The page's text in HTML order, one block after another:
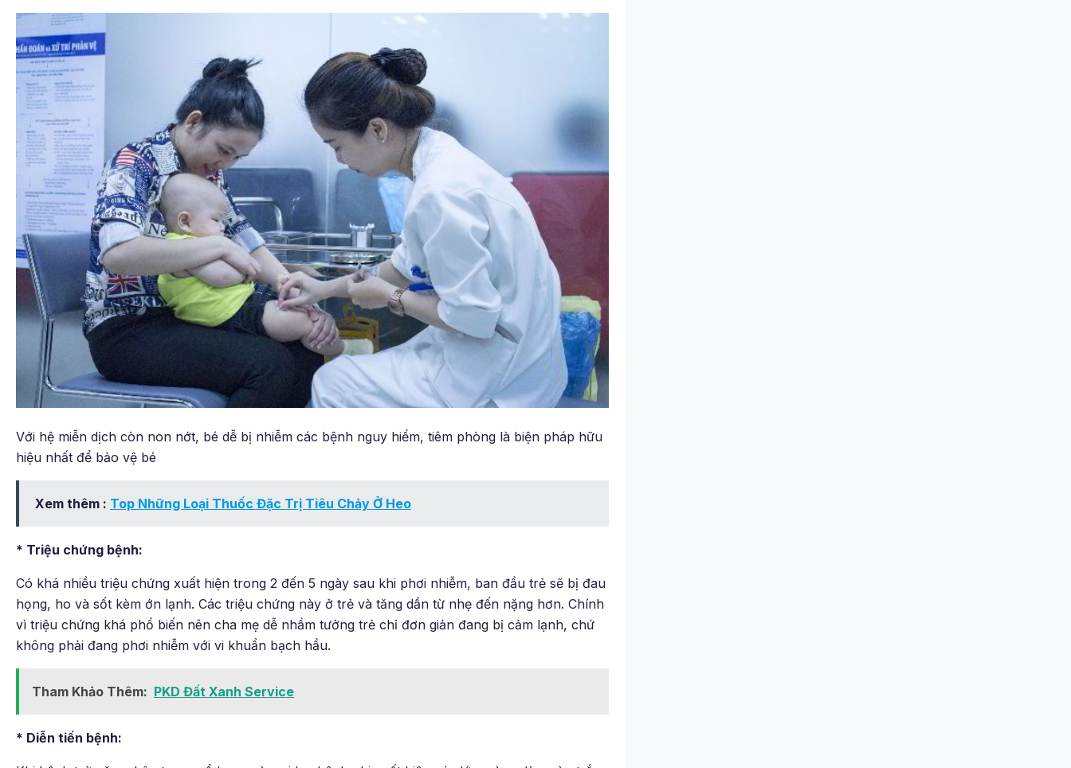
Với hệ miễn dịch còn non nớt, bé dễ bị nhiễm các bệnh nguy hiểm, tiêm phòng là biện pháp hữu
hiệu nhất để bảo vệ bé
Xem thêm : Top Những Loại Thuốc Đặc Trị Tiêu Chảy Ở Heo
* Triệu chứng bệnh:
Có khá nhiều triệu chứng xuất hiện trong 2 đến 5 ngày sau khi phơi nhiễm, ban đầu trẻ sẽ bị đau
họng, ho và sốt kèm ớn lạnh. Các triệu chứng này ở trẻ và tăng dần từ nhẹ đến nặng hơn. Chính
vì triệu chứng khá phổ biến nên cha mẹ dễ nhầm tưởng trẻ chỉ đơn giản đang bị cảm lạnh, chứ
không phải đang phơi nhiễm với vi khuẩn bạch hầu.
Tham Khảo Thêm: PKD Đất Xanh Service
* Diễn tiến bệnh: